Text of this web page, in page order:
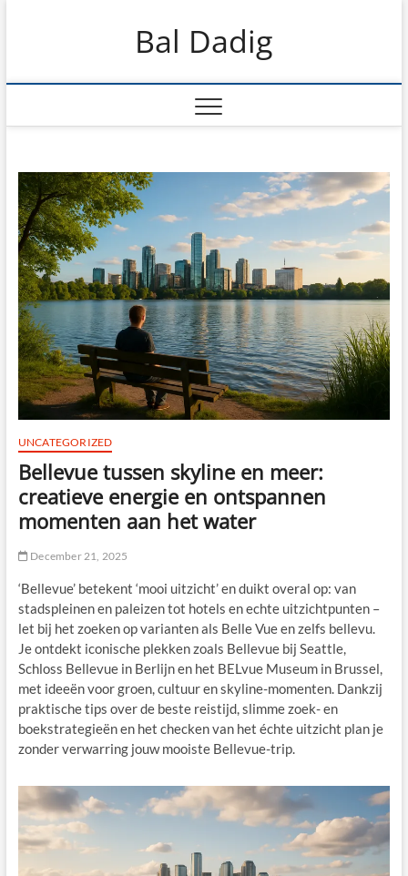
Bal Dadig
UNCATEGORIZED
Bellevue tussen skyline en meer:
creatieve energie en ontspannen
momenten aan het water
December 21, 2025
‘Bellevue’ betekent ‘mooi uitzicht’ en duikt overal op: van
stadspleinen en paleizen tot hotels en echte uitzichtpunten –
let bij het zoeken op varianten als Belle Vue en zelfs bellevu.
Je ontdekt iconische plekken zoals Bellevue bij Seattle,
Schloss Bellevue in Berlijn en het BELvue Museum in Brussel,
met ideeën voor groen, cultuur en skyline-momenten. Dankzij
praktische tips over de beste reistijd, slimme zoek- en
boekstrategieën en het checken van het échte uitzicht plan je
zonder verwarring jouw mooiste Bellevue-trip.